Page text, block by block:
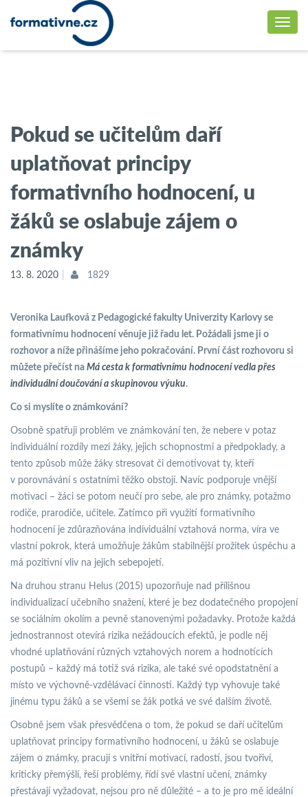
Pokud se učitelům daří
uplatňovat principy
formativního hodnocení, u
žáků se oslabuje zájem o
známky
13. 8. 2020 1829
Veronika Laufková z Pedagogické fakulty Univerzity Karlovy se
formativnímu hodnocení věnuje již řadu let. Požádali jsme ji o
rozhovor a níže přinášíme jeho pokračování. První část rozhovoru si
můžete přečíst na Má cesta k formativnímu hodnocení vedla přes
individuální doučování a skupinovou výuku.
Co si myslíte o známkování?
Osobně spatřuji problém ve známkování ten, že nebere v potaz
individuální rozdíly mezi žáky, jejich schopnostmi a předpoklady, a
tento způsob může žáky stresovat či demotivovat ty, kteří
v porovnávání s ostatními těžko obstojí. Navíc podporuje vnější
motivaci – žáci se potom neučí pro sebe, ale pro známky, potažmo
rodiče, prarodiče, učitele. Zatímco při využití formativního
hodnocení je zdůrazňována individuální vztahová norma, víra ve
vlastní pokrok, která umožňuje žákům stabilnější prožitek úspěchu a
má pozitivní vliv na jejich sebepojetí.
Na druhou stranu Helus (2015) upozorňuje nad přílišnou
individualizací učebního snažení, které je bez dodatečného propojení
se sociálním okolím a pevně stanovenými požadavky. Protože každá
jednostrannost otevírá rizika nežádoucích efektů, je podle něj
vhodné uplatňování různých vztahových norem a hodnotících
postupů – každý má totiž svá rizika, ale také své opodstatnění a
místo ve výchovně-vzdělávací činnosti. Každý typ vyhovuje také
jinému typu žáků a se všemi se žák potká ve své dalším životě.
Osobně jsem však přesvědčena o tom, že pokud se daří učitelům
uplatňovat principy formativního hodnocení, u žáků se oslabuje
zájem o známky, pracují s vnitřní motivací, radostí, jsou tvořiví,
kriticky přemýšlí, řeší problémy, řídí své vlastní učení, známky
přestávají vyžadovat, nejsou pro ně důležité – a to je pro mě ideální